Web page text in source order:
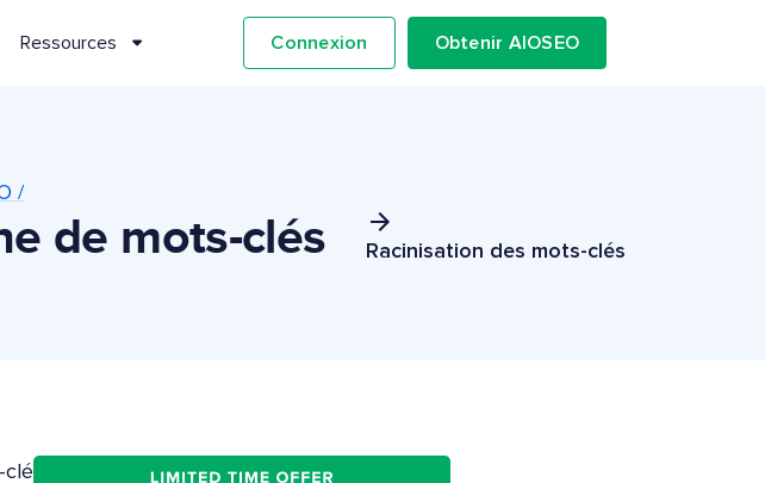
Ressources Connexion Obtenir AIOSEO
/
de mots-clés Racinisation des mots-clés
clé